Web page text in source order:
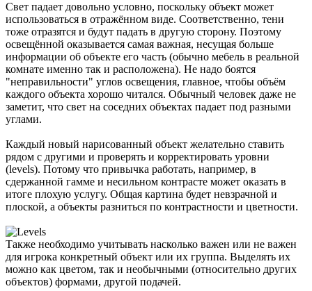
Свет падает довольно условно, поскольку объект может
использоваться в отражённом виде. Соответственно, тени
тоже отразятся и будут падать в другую сторону. Поэтому
освещённой оказывается самая важная, несущая больше
информации об объекте его часть (обычно мебель в реальной
комнате именно так и расположена). Не надо боятся
"неправильности" углов освещения, главное, чтобы объём
каждого объекта хорошо читался. Обычный человек даже не
заметит, что свет на соседних объектах падает под разными
углами.
Каждый новый нарисованный объект желательно ставить
рядом с другими и проверять и корректировать уровни
(levels). Потому что привычка работать, например, в
сдержанной гамме и несильном контрасте может оказать в
итоге плохую услугу. Общая картина будет невзрачной и
плоской, а объекты разниться по контрастности и цветности.
Также необходимо учитывать насколько важен или не важен
для игрока конкретный объект или их группа. Выделять их
можно как цветом, так и необычными (относительно других
объектов) формами, другой подачей.